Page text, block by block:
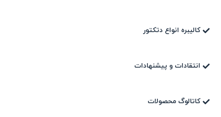
کالیبره انواع دتکتور
انتقادات و پیشنهادات
کاتالوگ محصولات